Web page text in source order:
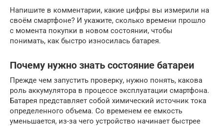
Напишите в комментарии, какие цифры вы измерили на
своём смартфоне? И укажите, сколько времени прошло
с момента покупки в новом состоянии, чтобы
понимать, как быстро износилась батарея.
Почему нужно знать состояние батареи
Прежде чем запустить проверку, нужно понять, какова
роль аккумулятора в процессе эксплуатации смартфона.
Батарея представляет собой химический источник тока
определенного объема. Со временем ее емкость
уменьшается, из-за чего устройство начинает быстрее